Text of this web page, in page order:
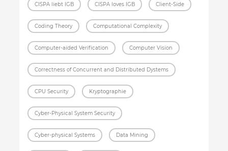
CISPA liebt IGB CISPA loves IGB Client-Side
Coding Theory Computational Complexity
Computer-aided Verification Computer Vision
Correctness of Concurrent and Distributed Dystems
CPU Security Kryptographie
Cyber-Physical System Security
Cyber-physical Systems Data Mining